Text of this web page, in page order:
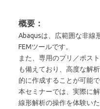
概要：
Abaqusは、広範囲な非線
FEMツールです。
また、専用のプリ／ポス
も備えており、高度な解
的に作成することが可能で
本セミナーでは、実際に
線形解析の操作を体験いた